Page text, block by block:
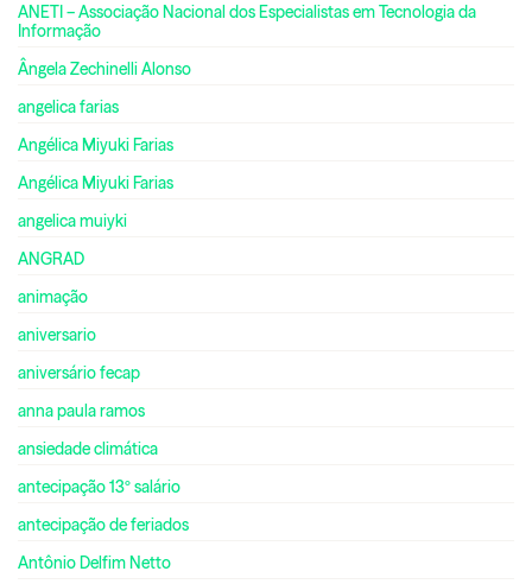
ANETI – Associação Nacional dos Especialistas em Tecnologia da
Informação
Ângela Zechinelli Alonso
angelica farias
Angélica Miyuki Farias
Angélica Miyuki Farias
angelica muiyki
ANGRAD
animação
aniversario
aniversário fecap
anna paula ramos
ansiedade climática
antecipação 13º salário
antecipação de feriados
Antônio Delfim Netto